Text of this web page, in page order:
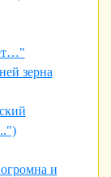
зерна
и